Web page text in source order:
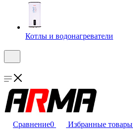
Котлы и водонагреватели
Сравнение0 Избранные товары